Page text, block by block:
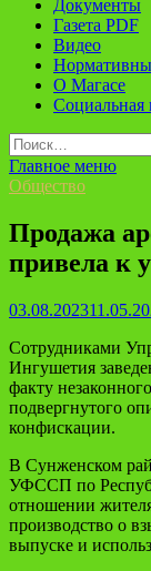
Документы
Газета PDF
Видео
О Магасе
Социальная
Найти:
Главное меню
Общество
Продажа
привела к
03.08.2023
Сотрудниками
Ингушетия
факту
подвергнутого
конфискации.
В Сунженском
УФССП по
отношении
производство о
выпуске и